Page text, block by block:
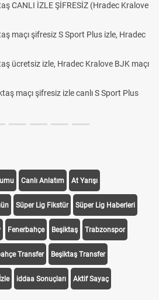
CANLI İZLE ŞİFRESİZ (Hradec Kralove
maçı şifresiz S Sport Plus izle, Hradec
ücretsiz izle, Hradec Kralove BJK maçı
maçı şifresiz izle canlı S Sport Plus
Canlı Anlatım At Yarışı
Süper Lig Fikstür Süper Lig Haberleri
Fenerbahçe Beşiktaş Trabzonspor
Transfer Beşiktaş Transfer
iddaa Sonuçları Aktif Sayaç